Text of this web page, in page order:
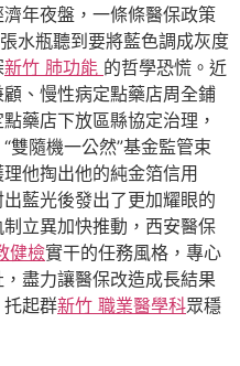
年夜盤，一條條醫保政策
水瓶聽到要將藍色調成灰度
新竹 肺功能 的哲學恐慌。近
、慢性病定點藥店周全鋪
藥店下放區縣協定治理，
雙隨機一公然”基金監管束
他掏出他的純金箔信用
藍光後發出了更加耀眼的
立異加快推動，西安醫保
健檢實干的任務風格，專心
盡力讓醫保改造成長結果
起群新竹 職業醫學科眾穩